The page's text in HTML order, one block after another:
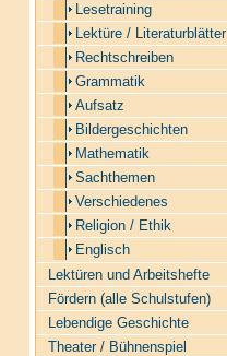
Lesetraining
Lektüre / Literaturblätter
Rechtschreiben
Grammatik
Aufsatz
Bildergeschichten
Mathematik
Sachthemen
Verschiedenes
Religion / Ethik
Englisch
Lektüren und Arbeitshefte
Fördern (alle Schulstufen)
Lebendige Geschichte
Theater / Bühnenspiel